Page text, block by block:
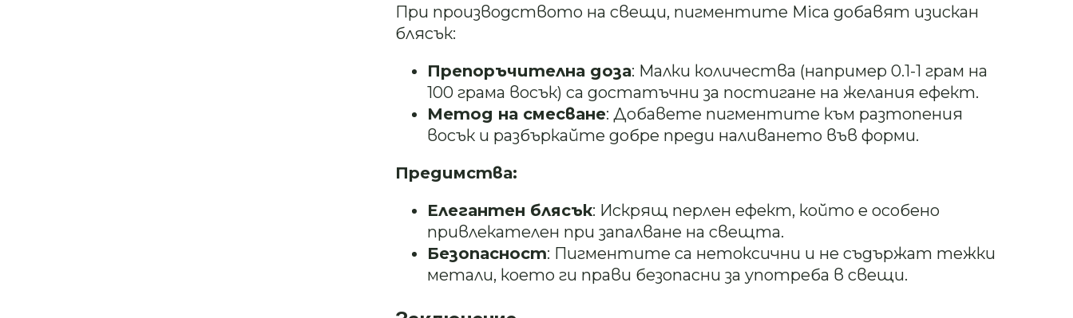
При производството на свещи, пигментите Mica добавят изискан
блясък:
Препоръчителна доза: Малки количества (например 0.1-1 грам на
100 грама восък) са достатъчни за постигане на желания ефект.
Метод на смесване: Добавете пигментите към разтопения
восък и разбъркайте добре преди наливането във форми.
Предимства:
Елегантен блясък: Искрящ перлен ефект, който е особено
привлекателен при запалване на свещта.
Безопасност: Пигментите са нетоксични и не съдържат тежки
метали, което ги прави безопасни за употреба в свещи.